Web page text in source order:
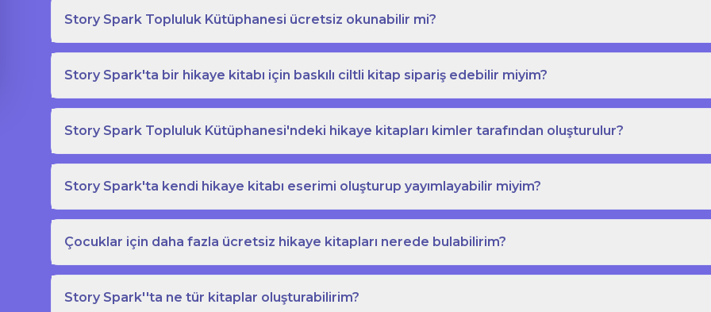
Story Spark Topluluk Kütüphanesi ücretsiz okunabilir mi?
Story Spark'ta bir hikaye kitabı için baskılı ciltli kitap sipariş edebilir miyim?
Story Spark Topluluk Kütüphanesi'ndeki hikaye kitapları kimler tarafından oluşturulur?
Story Spark'ta kendi hikaye kitabı eserimi oluşturup yayımlayabilir miyim?
Çocuklar için daha fazla ücretsiz hikaye kitapları nerede bulabilirim?
Story Spark''ta ne tür kitaplar oluşturabilirim?